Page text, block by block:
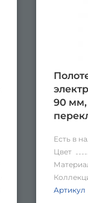
90 мм,
до 24
Есть в
Цвет
Артикул